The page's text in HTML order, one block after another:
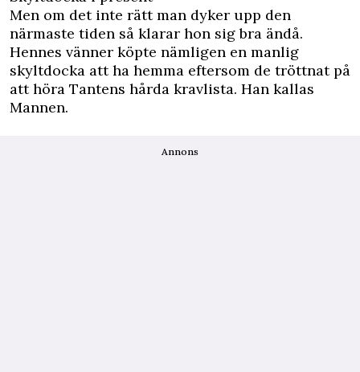
Men om det inte rätt man dyker upp den
närmaste tiden så klarar hon sig bra ändå.
Hennes vänner köpte nämligen en manlig
skyltdocka att ha hemma eftersom de tröttnat på
att höra Tantens hårda kravlista. Han kallas
Mannen.
Annons